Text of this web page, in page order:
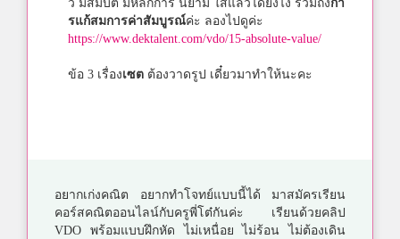
ว้ มีสมบัติ มีหลักการ นิยาม ใส่แล้วได้ยังไง รวมถึงกา
รแก้สมการค่าสัมบูรณ์ค่ะ ลองไปดูค่ะ
https://www.dektalent.com/vdo/15-absolute-value/
ข้อ 3 เรื่องเซต ต้องวาดรูป เดี๋ยวมาทำให้นะคะ
อยากเก่งคณิต อยากทำโจทย์แบบนี้ได้ มาสมัครเรียน
คอร์สคณิตออนไลน์กับครูพี่โต๋กันค่ะ เรียนด้วยคลิป
VDO พร้อมแบบฝึกหัด ไม่เหนื่อย ไม่ร้อน ไม่ต้องเดิน